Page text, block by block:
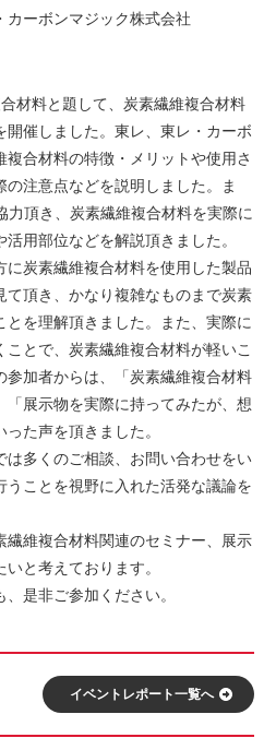
ーボンマジック株式会社
材料と題して、炭素繊維複合材料
催しました。東レ、東レ・カーボ
合材料の特徴・メリットや使用さ
注意点などを説明しました。ま
頂き、炭素繊維複合材料を実際に
用部位などを解説頂きました。
炭素繊維複合材料を使用した製品
頂き、かなり複雑なものまで炭素
を理解頂きました。また、実際に
とで、炭素繊維複合材料が軽いこ
参加者からは、「炭素繊維複合材料
展示物を実際に持ってみたが、想
た声を頂きました。
多くのご相談、お問い合わせをい
ことを視野に入れた活発な議論を
維複合材料関連のセミナー、展示
と考えております。
是非ご参加ください。
イベントレポート⼀覧へ